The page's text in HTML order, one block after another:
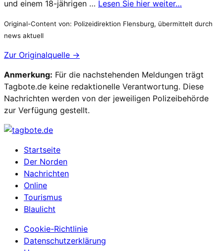
und einem 18-jährigen … Lesen Sie hier weiter…
Original-Content von: Polizeidirektion Flensburg, übermittelt durch
news aktuell
Zur Originalquelle →
Anmerkung: Für die nachstehenden Meldungen trägt
Tagbote.de keine redaktionelle Verantwortung. Diese
Nachrichten werden von der jeweiligen Polizeibehörde
zur Verfügung gestellt.
Startseite
Der Norden
Nachrichten
Online
Tourismus
Blaulicht
Cookie-Richtlinie
Datenschutzerklärung